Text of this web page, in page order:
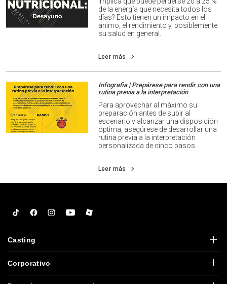
de la energía que necesita todos los
días? Esto tienen un impacto en el
ánimo, el rendimiento y, posiblemente
su salud en general.
Leer más
Infografia | Prepárese para rendir con una
rutina previa a la interpretación
Para aprovechar al máximo su
preparación antes de subir al
escenario y alcanzar una disposición
óptima, asegúrese de desarrollar una
rutina previa a la interpretación
personalizada de cinco pasos.
Leer más
TiktokFacebookInstagram
YouTubeRoblox
Casting
Corporativo